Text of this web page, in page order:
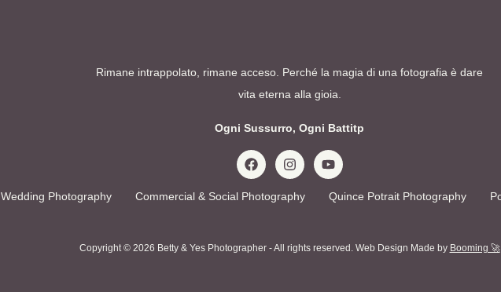
Rimane intrappolato, rimane acceso. Perché la magia di una fotografia è dare
vita eterna alla gioia.
Ogni Sussurro, Ogni Battitp
Wedding Photography Commercial & Social Photography Quince Potrait Photography
Copyright © 2026 Betty & Yes Photographer - All rights reserved. Web Design Made by Booming 🚀